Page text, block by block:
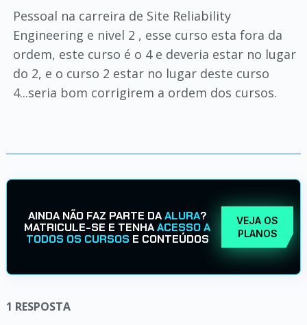
Pessoal na carreira de Site Reliability
Engineering e nivel 2 , esse curso esta fora da
ordem, este curso é o 4 e deveria estar no lugar
do 2, e o curso 2 estar no lugar deste curso
4...seria bom corrigirem a ordem dos cursos.
AINDA NÃO FAZ PARTE DAALURA?
MATRICULE-SE E TENHAACESSO A
TODOS OS CURSOS E CONTEÚDOS
VEJA OS
PLANOS
1 RESPOSTA